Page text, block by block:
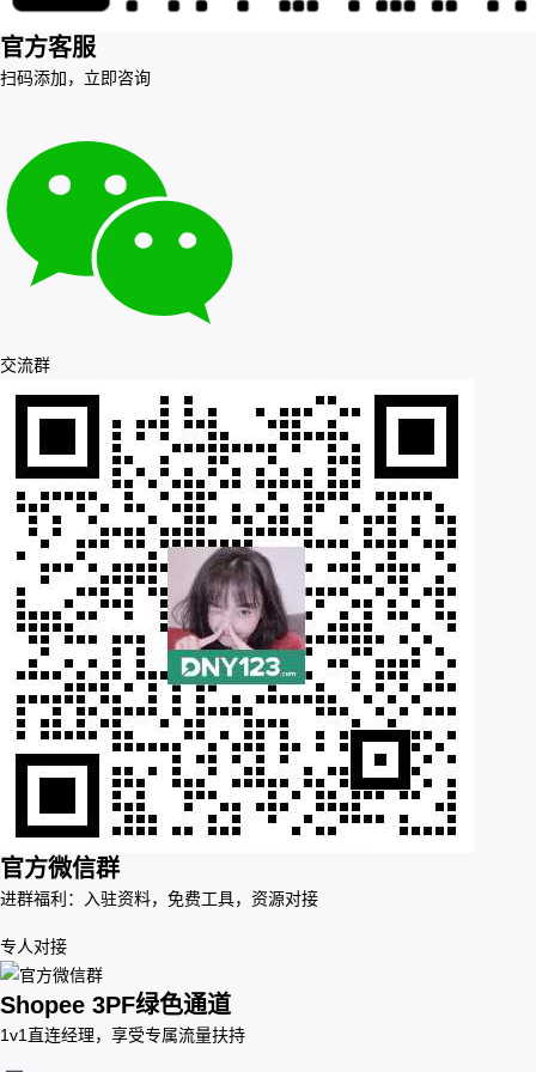
官方客服
扫码添加，立即咨询
交流群
官方微信群
进群福利：入驻资料，免费工具，资源对接
专人对接
Shopee 3PF绿色通道
1v1直连经理，享受专属流量扶持